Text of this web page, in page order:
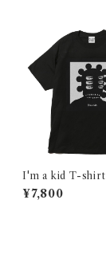
I'm a kid T-shirt
¥7,800